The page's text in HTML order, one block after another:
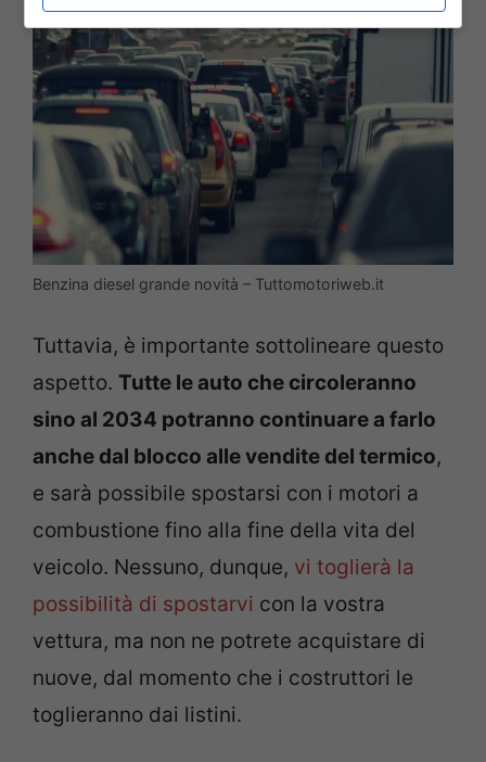
Benzina diesel grande novità – Tuttomotoriweb.it
Tuttavia, è importante sottolineare questo
aspetto. Tutte le auto che circoleranno
sino al 2034 potranno continuare a farlo
anche dal blocco alle vendite del termico,
e sarà possibile spostarsi con i motori a
combustione fino alla fine della vita del
veicolo. Nessuno, dunque, vi toglierà la
possibilità di spostarvi con la vostra
vettura, ma non ne potrete acquistare di
nuove, dal momento che i costruttori le
toglieranno dai listini.